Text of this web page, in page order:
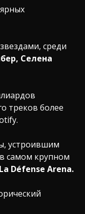
среди
Селена
треков более
устроившим
самом крупном
Défense Arena.